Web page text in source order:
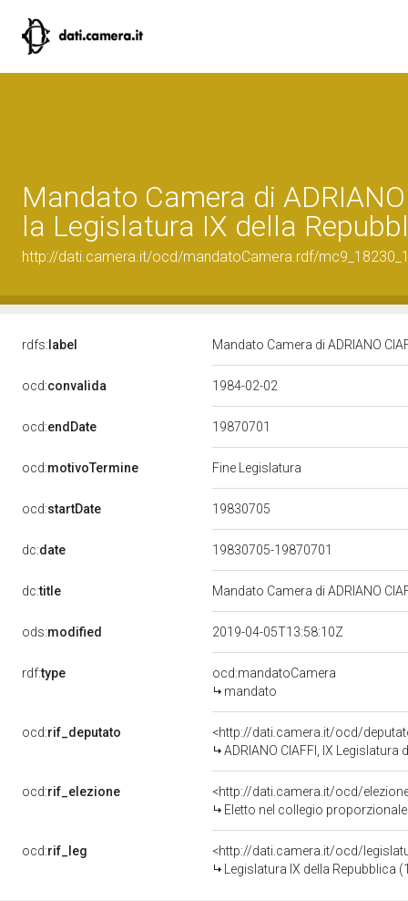
Mandato Camera di
la Legislatura IX della
http://dati.camera.it/ocd/mandatoCamera.rdf/
rdfs: label Mandato Camera di ADRIANO
ocd:convalida 1984-02-02
ocd:endDate 19870701
ocd:motivoTermine Fine Legislatura
ocd:startDate 19830705
dc:date 19830705-19870701
dc:title Mandato Camera di ADRIANO
ods:modified 2019-04-05T13:58:10Z
rdf:type
ocd:mandatoCamera
mandato
ocd:rif_deputato
<http://dati.camera.it/ocd/
ADRIANO CIAFFI, IX Legislatura
ocd:rif_elezione
<http://dati.camera.it/ocd/
Eletto nel collegio
ocd:rif_leg
<http://dati.camera.it/ocd/
Legislatura IX della Repubblica